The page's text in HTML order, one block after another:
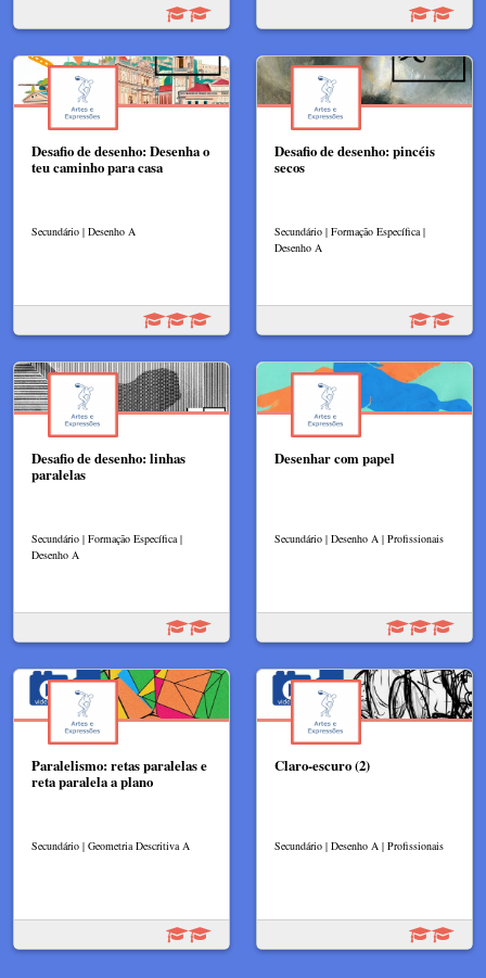
Desafio de desenho: Desenha o
teu caminho para casa
Secundário | Desenho A
Desafio de desenho: pincéis
secos
Secundário | Formação Específica |
Desenho A
Desafio de desenho: linhas
paralelas
Secundário | Formação Específica |
Desenho A
Desenhar com papel
Secundário | Desenho A | Profissionais
Paralelismo: retas paralelas e
reta paralela a plano
Secundário | Geometria Descritiva A
Claro-escuro (2)
Secundário | Desenho A | Profissionais